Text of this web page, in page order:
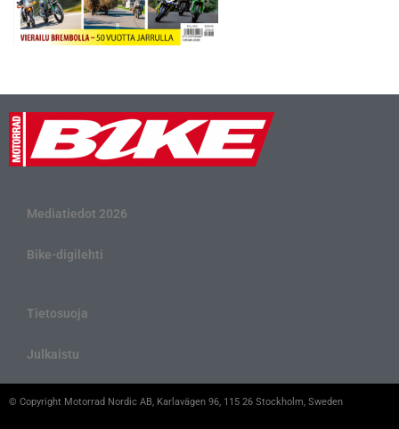
Mediatiedot 2026
Bike-digilehti
Tietosuoja
Julkaistu
© Copyright Motorrad Nordic AB, Karlavägen 96, 115 26 Stockholm, Sweden